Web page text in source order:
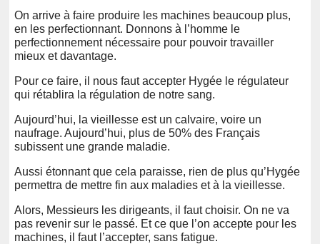
On arrive à faire produire les machines beaucoup plus,
en les perfectionnant. Donnons à l’homme le
perfectionnement nécessaire pour pouvoir travailler
mieux et davantage.
Pour ce faire, il nous faut accepter Hygée le régulateur
qui rétablira la régulation de notre sang.
Aujourd’hui, la vieillesse est un calvaire, voire un
naufrage. Aujourd’hui, plus de 50% des Français
subissent une grande maladie.
Aussi étonnant que cela paraisse, rien de plus qu’Hygée
permettra de mettre fin aux maladies et à la vieillesse.
Alors, Messieurs les dirigeants, il faut choisir. On ne va
pas revenir sur le passé. Et ce que l’on accepte pour les
machines, il faut l’accepter, sans fatigue.